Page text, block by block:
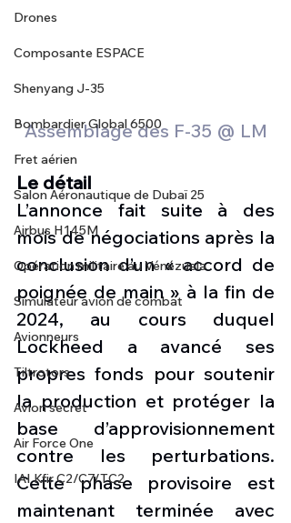
Drones
Composante ESPACE
Shenyang J-35
Bombardier Global 6500
Fret aérien
Salon Aéronautique de Dubaï 25
Airbus H145M
Opération militaire au Vénézuela
Simulateur avion de combat
Avionneurs
Tiltrotors
Avion secret
Air Force One
IAI Kfir C2/C7/TC2
Assemblage des F-35 @ LM
Le détail
L’annonce fait suite à des
mois de négociations après la
conclusion d’un « accord de
poignée de main » à la fin de
2024, au cours duquel
Lockheed a avancé ses
propres fonds pour soutenir
la production et protéger la
base d’approvisionnement
contre les perturbations.
Cette phase provisoire est
maintenant terminée avec